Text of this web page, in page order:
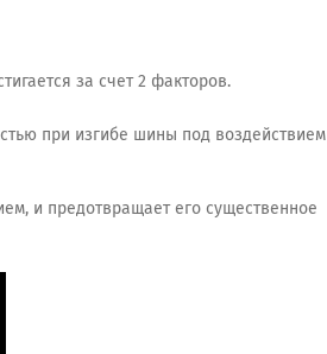
за счет 2 факторов.
при изгибе шины под воздействием
и предотвращает его существенное